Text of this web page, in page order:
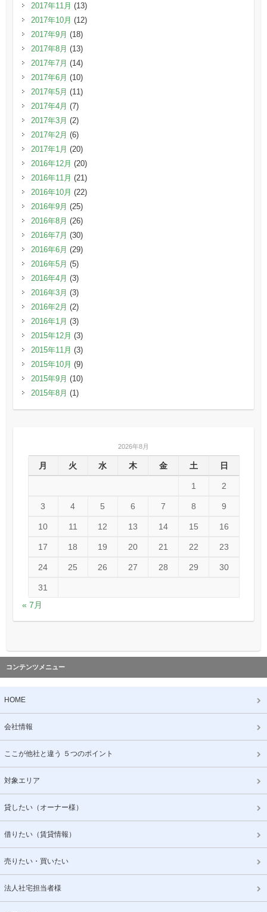
2017年11月 (13)
2017年10月 (12)
2017年9月 (18)
2017年8月 (13)
2017年7月 (14)
2017年6月 (10)
2017年5月 (11)
2017年4月 (7)
2017年3月 (2)
2017年2月 (6)
2017年1月 (20)
2016年12月 (20)
2016年11月 (21)
2016年10月 (22)
2016年9月 (25)
2016年8月 (26)
2016年7月 (30)
2016年6月 (29)
2016年5月 (5)
2016年4月 (3)
2016年3月 (3)
2016年2月 (2)
2016年1月 (3)
2015年12月 (3)
2015年11月 (3)
2015年10月 (9)
2015年9月 (10)
2015年8月 (1)
2026年8月
月 火 水 木 金 土 日
1 2
3 4 5 6 7 8 9
10 11 12 13 14 15 16
17 18 19 20 21 22 23
24 25 26 27 28 29 30
31
« 7月
コンテンツメニュー
HOME
会社情報
ここが他社と違う ５つのポイント
対象エリア
貸したい（オーナー様）
借りたい（賃貸情報）
売りたい・買いたい
法人社宅担当者様